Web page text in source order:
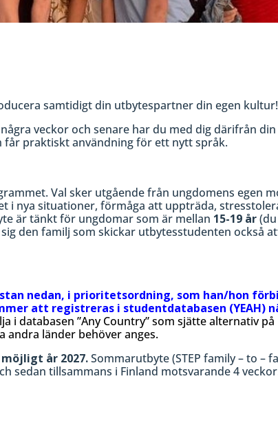
samtidigt din utbytespartner din egen kultur!
veckor och senare har du med dig därifrån
praktiskt användning för ett nytt språk.
Val sker utgående från ungdomens egen
i nya situationer, förmåga att uppträda,
är tänkt för ungdomar som är mellan 15-19 år
den familj som skickar utbytesstudenten också
nedan, i prioritetsordning, som han/hon
att registreras i studentdatabasen (YEAH)
i databasen ”Any Country” som sjätte alternativ på
andra länder behöver anges.
år 2027.Sommarutbyte (STEP family – to –
sedan tillsammans i Finland motsvarande 4